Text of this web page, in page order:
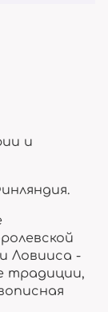
и
Финляндия.
Ловииса -
традиции,